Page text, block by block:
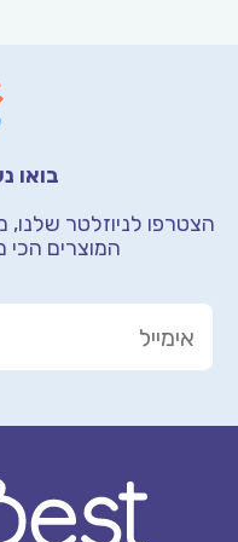
בואו
הצטרפו לניוזלטר שלנו,
המוצרים הכי